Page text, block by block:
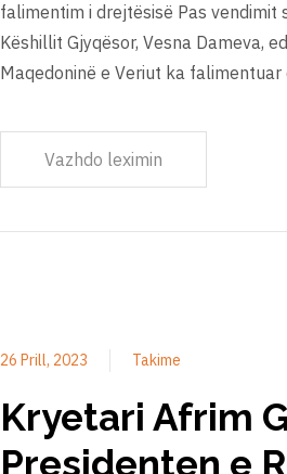
falimentim i drejtësisë Pas
Këshillit Gjyqësor, Vesna Dameva,
Maqedoninë e Veriut ka
Vazhdo leximin
26 Prill, 2023 Takime
Kryetari Afrim
Presidenten e